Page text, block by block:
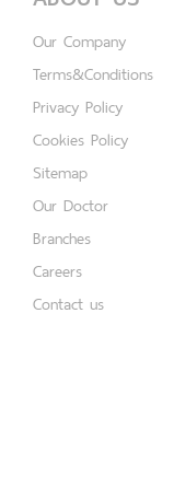
Our Company
Terms&Conditions
Privacy Policy
Cookies Policy
Sitemap
Our Doctor
Branches
Careers
Contact us